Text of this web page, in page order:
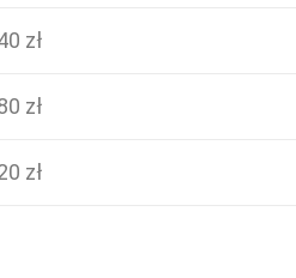
zł
zł
zł